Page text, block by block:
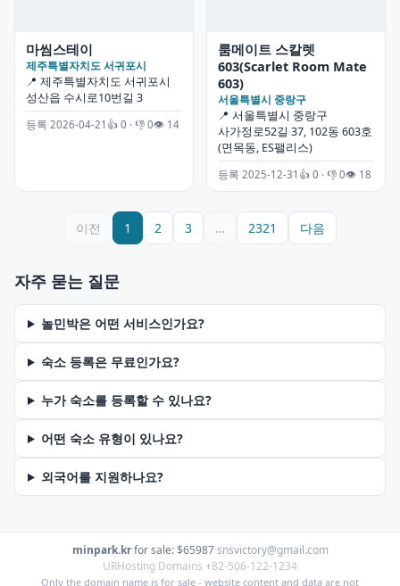
마씸스테이
제주특별자치도 서귀포시
📍 제주특별자치도 서귀포시
성산읍 수시로10번길 3
등록 2026-04-21 👍 0 · 👎 0👁 14
룸메이트 스칼렛
603(Scarlet Room Mate
603)
서울특별시 중랑구
📍 서울특별시 중랑구
사가정로52길 37, 102동 603호
(면목동, ES팰리스)
등록 2025-12-31 👍 0 · 👎 0👁 18
이전 1 2 3 … 2321 다음
자주 묻는 질문
놀민박은 어떤 서비스인가요?
숙소 등록은 무료인가요?
누가 숙소를 등록할 수 있나요?
어떤 숙소 유형이 있나요?
외국어를 지원하나요?
minpark.kr·for sale: $65987·snsvictory@gmail.com
URHosting Domains +82-506-122-1234
Only the domain name is for sale - website content and data are not